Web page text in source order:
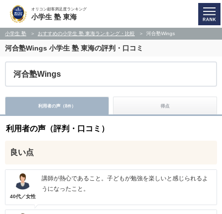
オリコン顧客満足度ランキング
小学生 塾 東海
小学生 塾 おすすめの小学生 塾 東海ランキング・比較 河合塾Wings
河合塾Wings 小学生 塾 東海の評判・口コミ
河合塾Wings
利用者の声（8件） 得点
利用者の声（評判・口コミ）
良い点
40代／女性
講師が熱心であること。子どもが勉強を楽しいと感じられるよ
うになったこと。